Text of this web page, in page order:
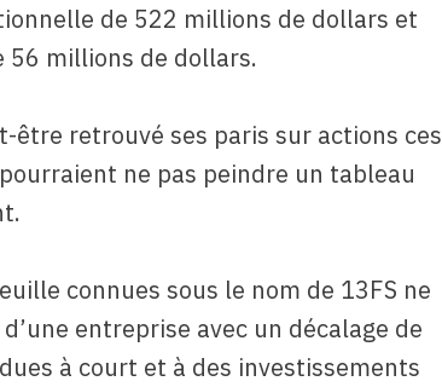
de 522 millions de dollars et
56 millions de dollars.
retrouvé ses paris sur actions ces
ne pas peindre un tableau
connues sous le nom de 13FS ne
entreprise avec un décalage de
à court et à des investissements